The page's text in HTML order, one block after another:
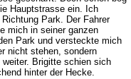
Hauptstrasse ein. Ich
Park. Der Fahrer
mich in seiner ganzen
Park und versteckte mich
nicht stehen, sondern
Brigitte schien sich
hinter der Hecke.